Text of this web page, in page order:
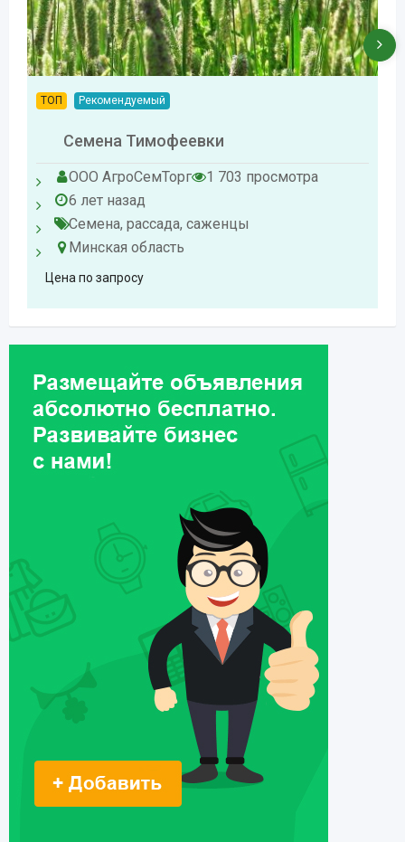
ТОП Рекомендуемый
Семена Тимофеевки
ООО АгроСемТорг
1 703 просмотра
6 лет назад
Семена, рассада, саженцы
Минская область
Цена по запросу